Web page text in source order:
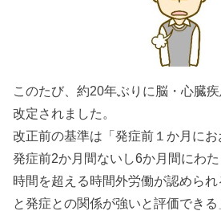
このたび、約20年ぶりに脳・心臓
改定されました。
改正前の基準は「発症前１か月に
発症前2か月間ないし6か月間にわ
時間を超える時間外労働が認めら
と発症との関係が強いと評価でき